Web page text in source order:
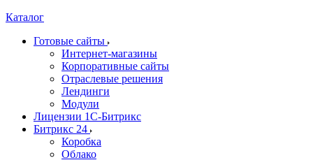
Каталог
Готовые сайты
Интернет-магазины
Корпоративные сайты
Отраслевые решения
Лендинги
Модули
Лицензии 1С-Битрикс
Битрикс 24
Коробка
Облако